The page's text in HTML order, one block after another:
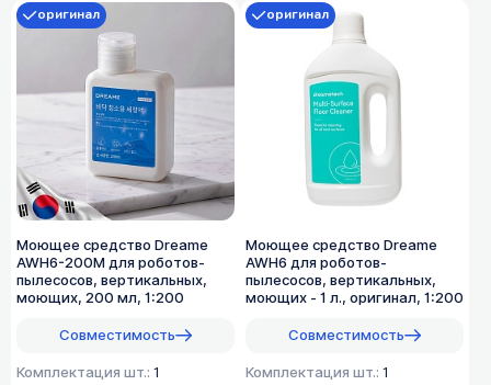
Моющее средство Dreame
AWH6-200M для роботов-
пылесосов, вертикальных,
моющих, 200 мл, 1:200
Совместимость
Комплектация шт.: 1
оригинал
Моющее средство Dreame
AWH6 для роботов-
пылесосов, вертикальных,
моющих - 1 л., оригинал, 1:200
Совместимость
Комплектация шт.: 1
оригинал